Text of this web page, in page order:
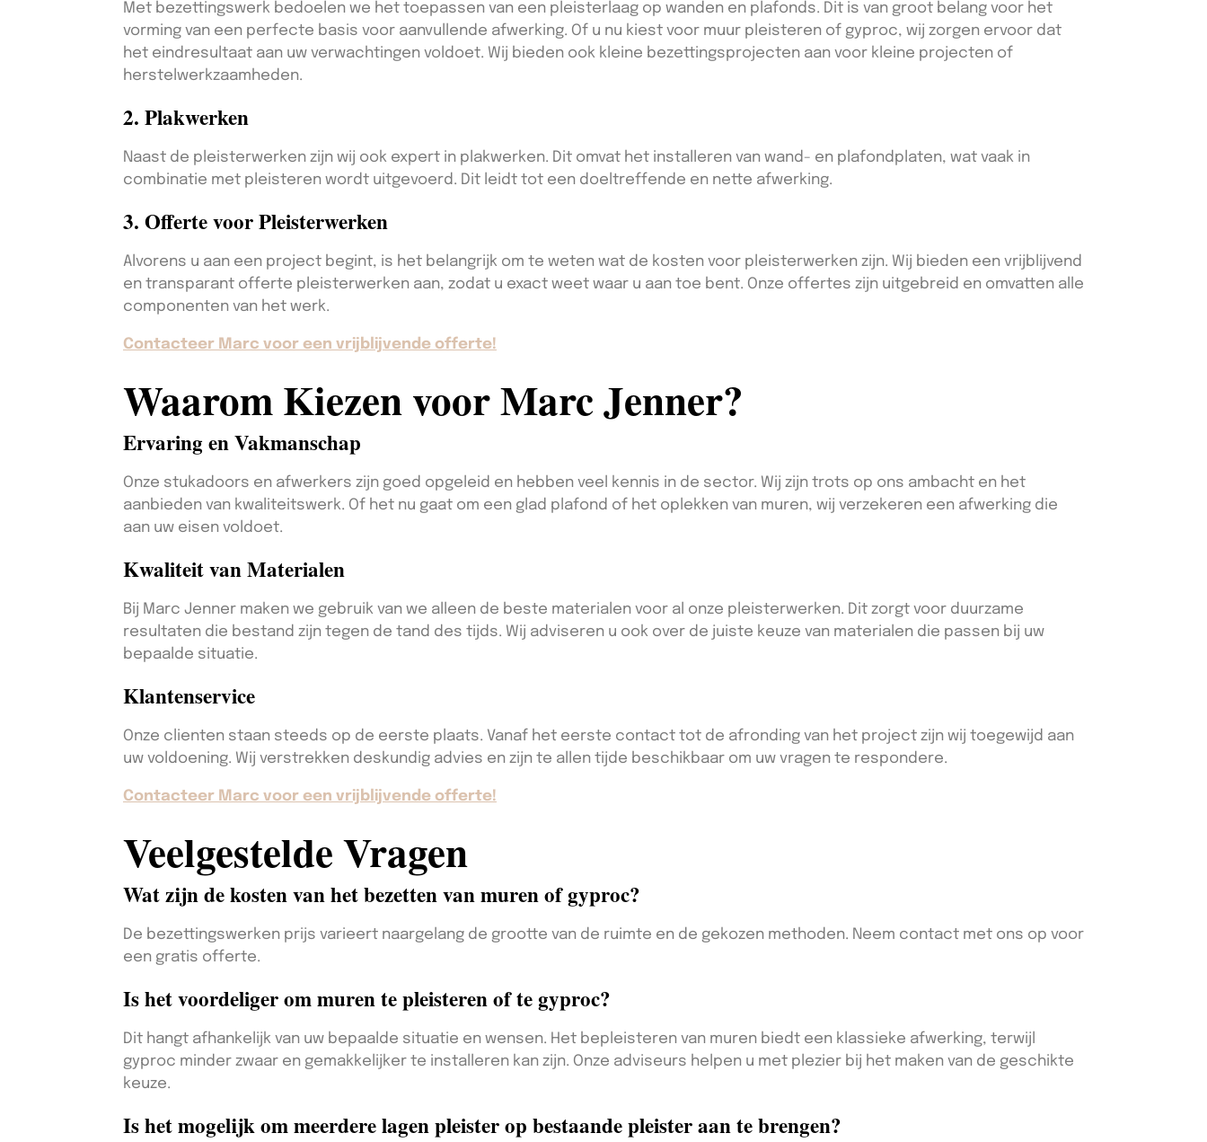
Met bezettingswerk bedoelen we het toepassen van een pleisterlaag op wanden en plafonds. Dit is van groot belang voor het
vorming van een perfecte basis voor aanvullende afwerking. Of u nu kiest voor muur pleisteren of gyproc, wij zorgen ervoor dat
het eindresultaat aan uw verwachtingen voldoet. Wij bieden ook kleine bezettingsprojecten aan voor kleine projecten of
herstelwerkzaamheden.
2. Plakwerken
Naast de pleisterwerken zijn wij ook expert in plakwerken. Dit omvat het installeren van wand- en plafondplaten, wat vaak in
combinatie met pleisteren wordt uitgevoerd. Dit leidt tot een doeltreffende en nette afwerking.
3. Offerte voor Pleisterwerken
Alvorens u aan een project begint, is het belangrijk om te weten wat de kosten voor pleisterwerken zijn. Wij bieden een vrijblijvend
en transparant offerte pleisterwerken aan, zodat u exact weet waar u aan toe bent. Onze offertes zijn uitgebreid en omvatten alle
componenten van het werk.
Contacteer Marc voor een vrijblijvende offerte!
Waarom Kiezen voor Marc Jenner?
Ervaring en Vakmanschap
Onze stukadoors en afwerkers zijn goed opgeleid en hebben veel kennis in de sector. Wij zijn trots op ons ambacht en het
aanbieden van kwaliteitswerk. Of het nu gaat om een glad plafond of het oplekken van muren, wij verzekeren een afwerking die
aan uw eisen voldoet.
Kwaliteit van Materialen
Bij Marc Jenner maken we gebruik van we alleen de beste materialen voor al onze pleisterwerken. Dit zorgt voor duurzame
resultaten die bestand zijn tegen de tand des tijds. Wij adviseren u ook over de juiste keuze van materialen die passen bij uw
bepaalde situatie.
Klantenservice
Onze clienten staan steeds op de eerste plaats. Vanaf het eerste contact tot de afronding van het project zijn wij toegewijd aan
uw voldoening. Wij verstrekken deskundig advies en zijn te allen tijde beschikbaar om uw vragen te respondere.
Contacteer Marc voor een vrijblijvende offerte!
Veelgestelde Vragen
Wat zijn de kosten van het bezetten van muren of gyproc?
De bezettingswerken prijs varieert naargelang de grootte van de ruimte en de gekozen methoden. Neem contact met ons op voor
een gratis offerte.
Is het voordeliger om muren te pleisteren of te gyproc?
Dit hangt afhankelijk van uw bepaalde situatie en wensen. Het bepleisteren van muren biedt een klassieke afwerking, terwijl
gyproc minder zwaar en gemakkelijker te installeren kan zijn. Onze adviseurs helpen u met plezier bij het maken van de geschikte
keuze.
Is het mogelijk om meerdere lagen pleister op bestaande pleister aan te brengen?